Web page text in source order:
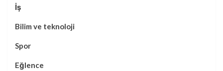
İş
Bilim ve teknoloji
Spor
Eğlence